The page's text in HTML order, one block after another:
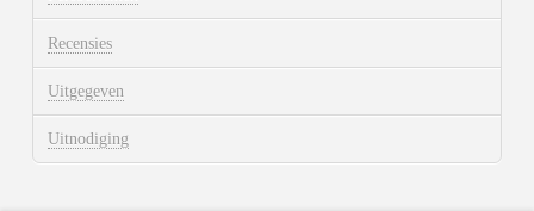
Recensies
Uitgegeven
Uitnodiging